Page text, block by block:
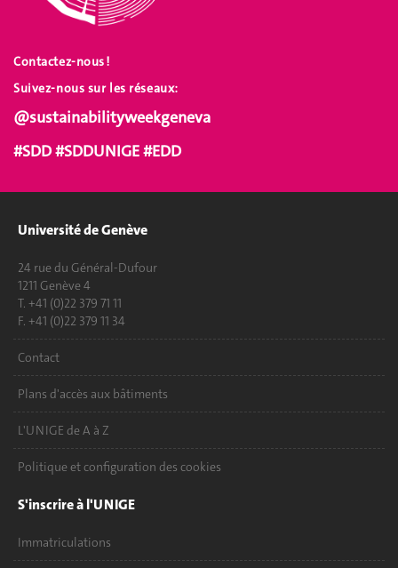
Contactez-nous !
Suivez-nous sur les réseaux:
@sustainabilityweekgeneva
#SDD #SDDUNIGE #EDD
Université de Genève
24 rue du Général-Dufour
1211 Genève 4
T. +41 (0)22 379 71 11
F. +41 (0)22 379 11 34
Contact
Plans d'accès aux bâtiments
L'UNIGE de A à Z
Politique et configuration des cookies
S'inscrire à l'UNIGE
Immatriculations